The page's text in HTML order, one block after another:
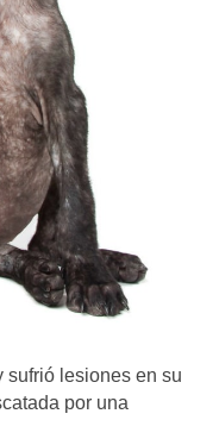
sufrió lesiones en su
por una